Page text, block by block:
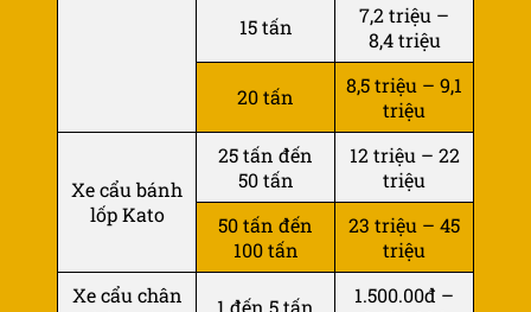
15 tấn
7,2 triệu –
8,4 triệu
20 tấn
8,5 triệu – 9,1
triệu
Xe cẩu bánh
lốp Kato
25 tấn đến
50 tấn
12 triệu – 22
triệu
50 tấn đến
100 tấn
23 triệu – 45
triệu
Xe cẩu chân
1 đến 5 tấn
1.500.00đ –